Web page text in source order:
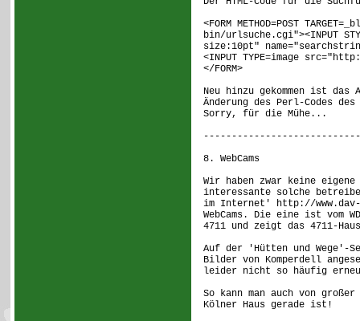
<FORM METHOD=POST
bin/urlsuche.cgi"><INPUT
size:10pt"
<INPUT TYPE=image
</FORM>
Neu hinzu gekommen ist das
Änderung des Perl-Codes
Sorry, für die Mühe...
8. WebCams
Wir haben zwar keine
interessante solche
im Internet' http://
WebCams. Die eine ist vom
4711 und zeigt das 4711-
Auf der 'Hütten und Wege'-
Bilder von Komperdell
leider nicht so häufig
So kann man auch von
Kölner Haus gerade ist!